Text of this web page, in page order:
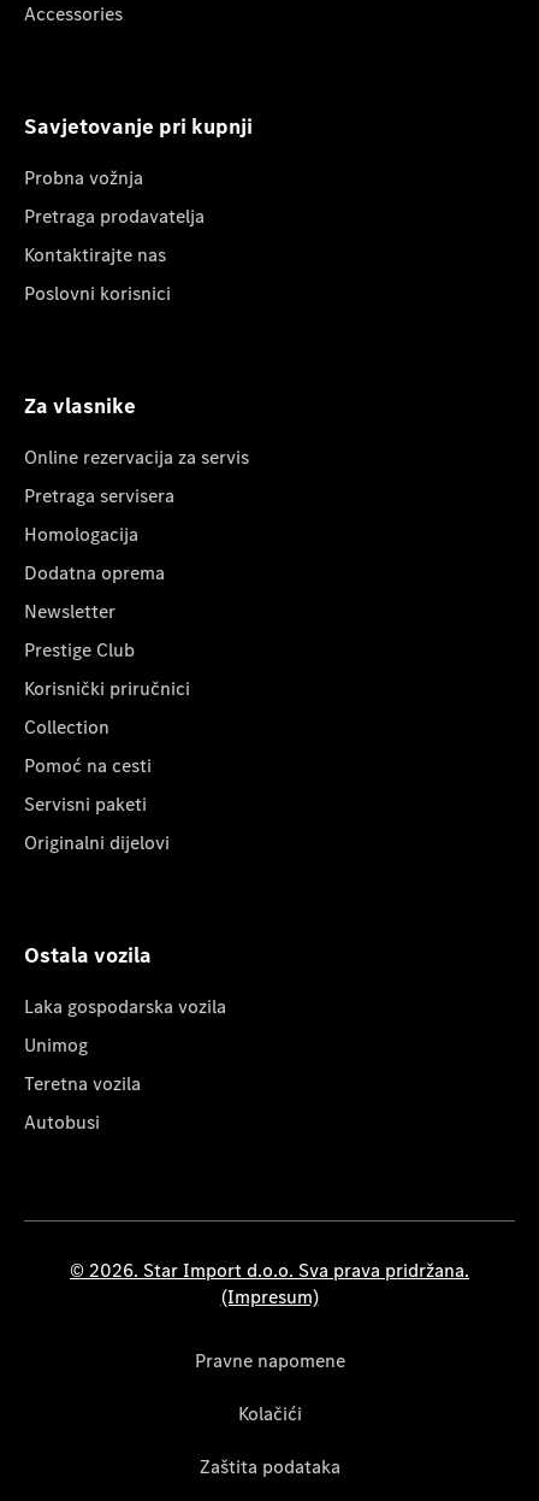
Accessories
Savjetovanje pri kupnji
Probna vožnja
Pretraga prodavatelja
Kontaktirajte nas
Poslovni korisnici
Za vlasnike
Online rezervacija za servis
Pretraga servisera
Homologacija
Dodatna oprema
Newsletter
Prestige Club
Korisnički priručnici
Collection
Pomoć na cesti
Servisni paketi
Originalni dijelovi
Ostala vozila
Laka gospodarska vozila
Unimog
Teretna vozila
Autobusi
© 2026. Star Import d.o.o. Sva prava pridržana.
(Impresum)
Pravne napomene
Kolačići
Zaštita podataka